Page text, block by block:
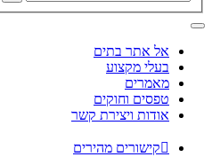
אל אתר בתים
בעלי מקצוע
מאמרים
טפסים וחוקים
אודות ויצירת קשר
קישורים מהירים